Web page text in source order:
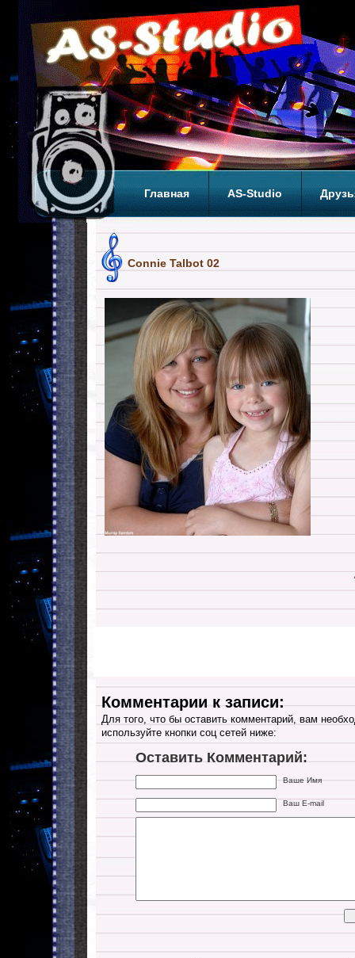
Главная AS-Studio
Connie Talbot 02
Комментарии к записи:
Для того, что бы оставить комментарий, вам
используйте кнопки соц сетей ниже:
Оставить Комментарий:
Ваше Имя
Ваш E-mail